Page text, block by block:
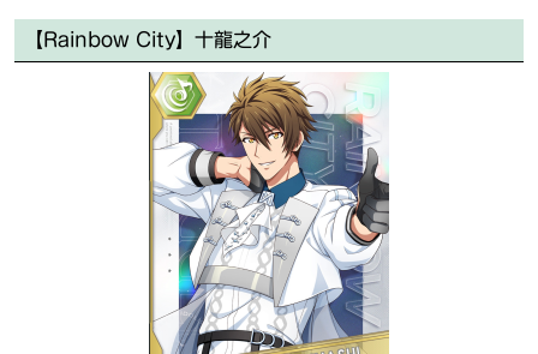
【Rainbow City】十龍之介